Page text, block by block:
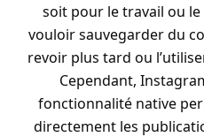
soit pour le travail ou
vouloir sauvegarder du
revoir plus tard ou
Cependant,
fonctionnalité native
directement les